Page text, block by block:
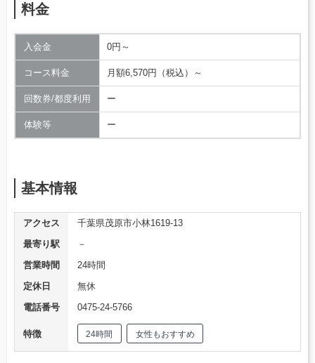
料金
入会金 0円～
コース料金 月額6,570円（税込）～
回数券/都度利用 ー
体験等 ー
基本情報
アクセス
千葉県茂原市小林1619-13
最寄り駅
－
営業時間
24時間
定休日
無休
電話番号
0475-24-5766
特徴 24時間 女性もおすすめ